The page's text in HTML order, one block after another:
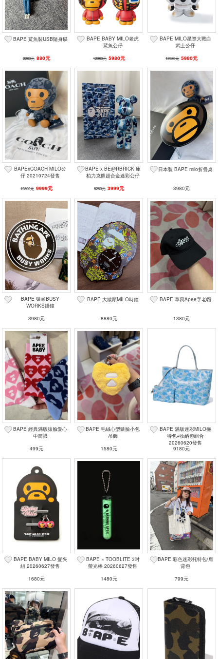
BAPE 鯊魚裝USB隨身碟
2280元 880元
BAPE BABY MILO老虎
鯊魚公仔
12980元 5980元
BAPE MILO星際大戰白
武士公仔
13980元 5980元
BAPExCOACH MILO公
仔 20210724發售
19800元 9999元
BAPE x BE@RBRICK 庫
柏力克熊超合金迷彩公仔
8280元 3999元
日本製 BAPE milo折疊桌
3980元
BAPE 猿頭BUSY
WORKS掛鐘
3980元
BAPE 大猿頭MILO時鐘
8880元
BAPE 草寫Apee字老帽
1380元
BAPE 經典滿版猿臉愛心
中筒襪
499元
BAPE 毛絨心型猿臉小包
吊飾
1580元
BAPE 滿版迷彩MILO拖
特包+收納包組合
20260620發售
9180元
BAPE BABY MILO 髮夾
組 20260627發售
1680元
BAPE × TOOBLITE 3吋
螢光棒 20260627發售
1480元
BAPE 彩色迷彩托特包/肩
背包
799元